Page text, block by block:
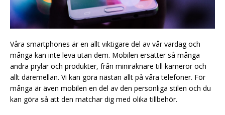
Våra smartphones är en allt viktigare del av vår vardag och
många kan inte leva utan dem. Mobilen ersätter så många
andra prylar och produkter, från miniräknare till kameror och
allt däremellan. Vi kan göra nästan allt på våra telefoner. För
många är även mobilen en del av den personliga stilen och du
kan göra så att den matchar dig med olika tillbehör.